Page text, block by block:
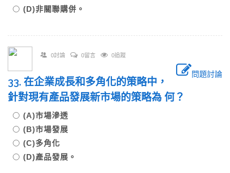
(D)非關聯購併。
0討論 0留言 0追蹤
問題討論
33. 在企業成長和多角化的策略中，
針對現有產品發展新市場的策略為 何？
(A)市場滲透
(B)市場發展
(C)多角化
(D)產品發展。